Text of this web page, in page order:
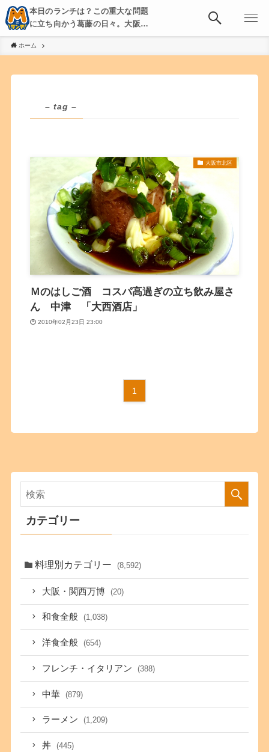
本日のランチは？この重大な問題
に立ち向かう葛藤の日々。大阪・
京都・神戸を中心とした食べ歩
き、飲み歩きを綴る。
ホーム
– tag –
大阪市北区
Ｍのはしご酒 コスパ高過ぎの立ち飲み屋さ
ん 中津 「大西酒店」
2010年02月23日 23:00
1
カテゴリー
料理別カテゴリー (8,592)
大阪・関西万博 (20)
和食全般 (1,038)
洋食全般 (654)
フレンチ・イタリアン (388)
中華 (879)
ラーメン (1,209)
丼 (445)